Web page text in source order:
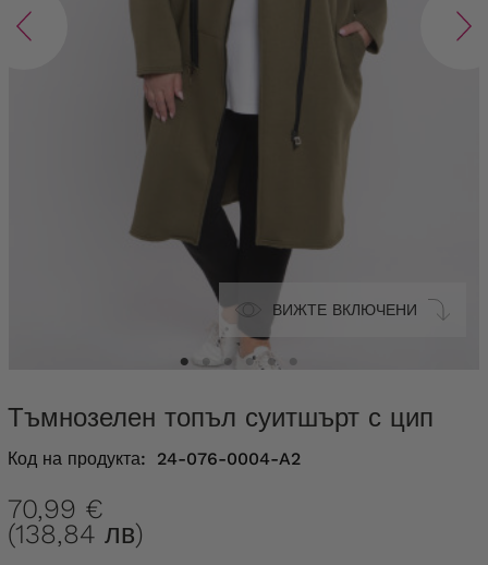
ВИЖТЕ ВКЛЮЧЕНИ
Тъмнозелен топъл суитшърт с цип
Код на продукта: 24-076-0004-A2
70,99 €
(138,84 лв)